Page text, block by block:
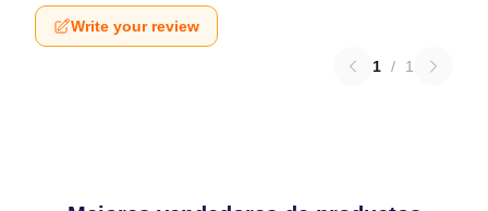
Write your review
1 / 1